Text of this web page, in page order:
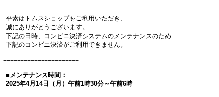
平素はトムスショップをご利用いただき、
誠にありがとうございます。
下記の日時、コンビニ決済システムのメンテナンスのため
下記のコンビニ決済がご利用できません。
======================
■メンテナンス時間：
2025年4月14日（月）午前1時30分～午前6時